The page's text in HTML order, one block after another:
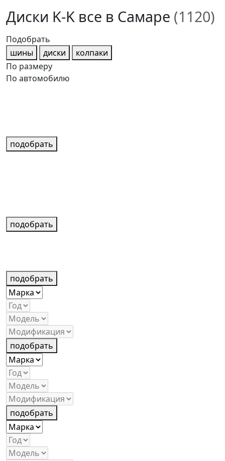
Диски K-K все в Самаре (1120)
Подобрать
шины
диски
колпаки
По размеру
По автомобилю
подобрать
подобрать
подобрать
подобрать
подобрать